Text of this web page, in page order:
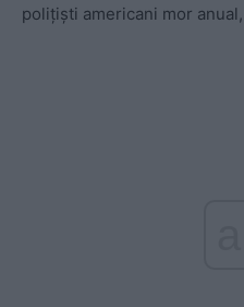
polițiști americani mor